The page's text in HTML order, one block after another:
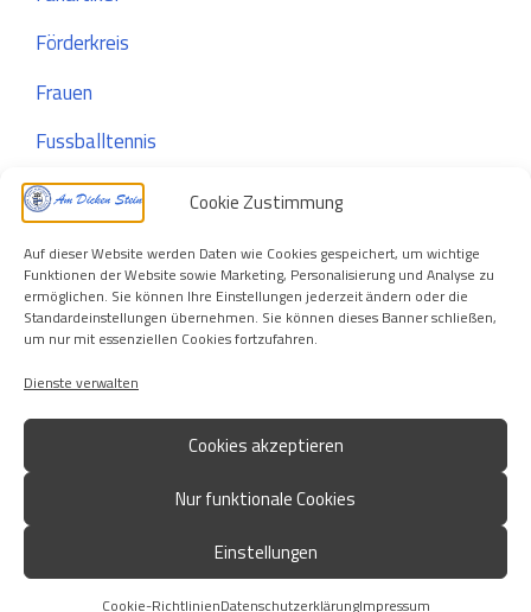
Cookie Zustimmung
Auf dieser Website werden Daten wie Cookies gespeichert, um wichtige
Funktionen der Website sowie Marketing, Personalisierung und Analyse zu
ermöglichen. Sie können Ihre Einstellungen jederzeit ändern oder die
Standardeinstellungen übernehmen. Sie können dieses Banner schließen,
um nur mit essenziellen Cookies fortzufahren.
Dienste verwalten
Cookies akzeptieren
Nur funktionale Cookies
Einstellungen
Cookie-RichtlinienDatenschutzerklärungImpressum
Förderkreis
Frauen
Fussballtennis
Jugend
Mannschaft Herren
Sponsoren
Trainingsplan
Datenschutzerklärung
© 2026 | sterkrade06-07.de